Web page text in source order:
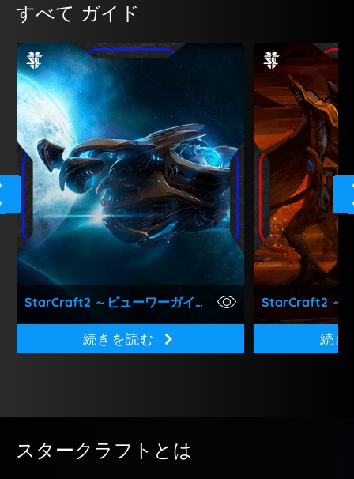
すべて ガイド
StarCraft2 ～ビューワーガイド～
『スタークラフト２』は世界中に数
百万人のプレーヤーがいるサイファ
続きを読む
StarCraft2 ～
『スタークラ
百万人のプレ
続き
スタークラフトとは